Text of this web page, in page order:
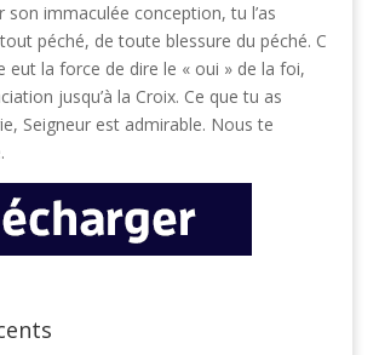
son immaculée conception, tu l’as
péché, de toute blessure du péché. C
eut la force de dire le « oui » de la foi,
jusqu’à la Croix. Ce que tu as
Seigneur est admirable. Nous te